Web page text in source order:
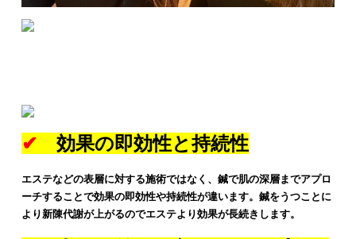
✔︎ 効果の即効性と持続性
エステなどの表層に対する施術ではなく、鍼で肌の深層までアプロ
ーチすることで効果の即効性や持続性が違います。鍼をうつことに
より新陳代謝が上がるのでエステより効果が長続きします。